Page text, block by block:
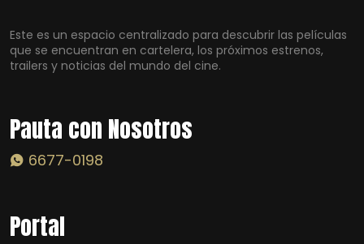
Este es un espacio centralizado para descubrir las películas
que se encuentran en cartelera, los próximos estrenos,
trailers y noticias del mundo del cine.
Pauta con Nosotros
6677-0198
Portal